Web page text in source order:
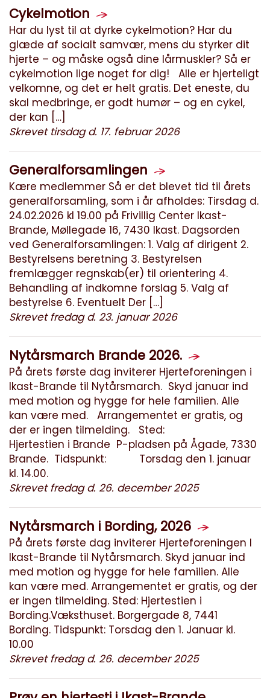
Cykelmotion
Har du lyst til at dyrke cykelmotion? Har du
glæde af socialt samvær, mens du styrker dit
hjerte – og måske også dine lårmuskler? Så er
cykelmotion lige noget for dig! Alle er hjerteligt
velkomne, og det er helt gratis. Det eneste, du
skal medbringe, er godt humør – og en cykel,
der kan […]
Skrevet tirsdag d. 17. februar 2026
Generalforsamlingen
Kære medlemmer Så er det blevet tid til årets
generalforsamling, som i år afholdes: Tirsdag d.
24.02.2026 kl 19.00 på Frivillig Center Ikast-
Brande, Møllegade 16, 7430 Ikast. Dagsorden
ved Generalforsamlingen: 1. Valg af dirigent 2.
Bestyrelsens beretning 3. Bestyrelsen
fremlægger regnskab(er) til orientering 4.
Behandling af indkomne forslag 5. Valg af
bestyrelse 6. Eventuelt Der […]
Skrevet fredag d. 23. januar 2026
Nytårsmarch Brande 2026.
På årets første dag inviterer Hjerteforeningen i
Ikast-Brande til Nytårsmarch. Skyd januar ind
med motion og hygge for hele familien. Alle
kan være med. Arrangementet er gratis, og
der er ingen tilmelding. Sted:
Hjertestien i Brande P-pladsen på Ågade, 7330
Brande. Tidspunkt: Torsdag den 1. januar
kl. 14.00.
Skrevet fredag d. 26. december 2025
Nytårsmarch i Bording, 2026
På årets første dag inviterer Hjerteforeningen I
Ikast-Brande til Nytårsmarch. Skyd januar ind
med motion og hygge for hele familien. Alle
kan være med. Arrangementet er gratis, og der
er ingen tilmelding. Sted: Hjertestien i
Bording.Væksthuset. Borgergade 8, 7441
Bording. Tidspunkt: Torsdag den 1. Januar kl.
10.00
Skrevet fredag d. 26. december 2025